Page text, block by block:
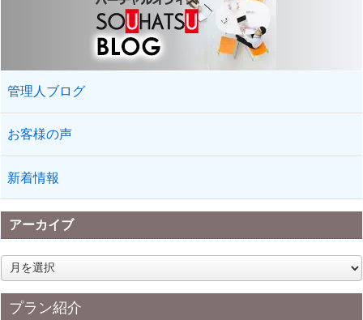
管理人ブログ
お客様の声
新着情報
アーカイブ
ア
ー
カ
イプラン紹介